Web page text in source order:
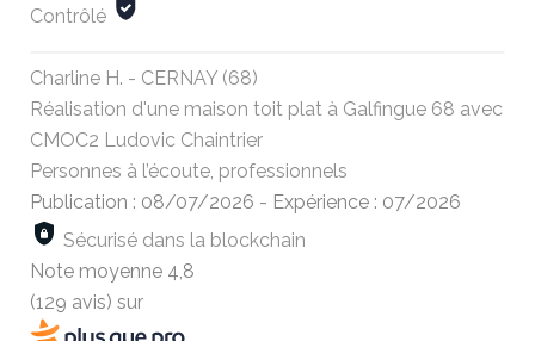
Contrôlé
Charline H. - CERNAY (68)
Réalisation d'une maison toit plat à Galfingue 68 avec
CMOC2 Ludovic Chaintrier
Personnes à l’écoute, professionnels
Publication : 08/07/2026 - Expérience : 07/2026
Sécurisé dans la blockchain
Note moyenne 4,8
(129 avis) sur